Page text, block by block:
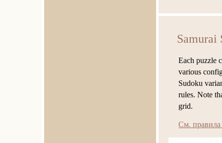
Samurai
Each puzzle
various
Sudoku
rules. Note
grid.
См. правила